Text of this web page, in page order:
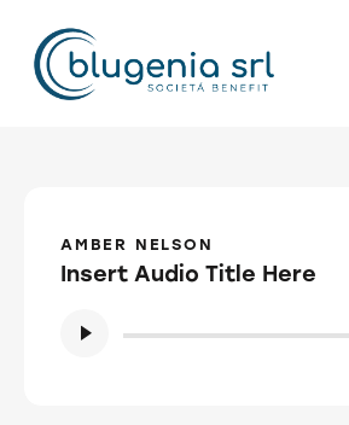
AMBER NELSON
Insert Audio Title Here
Player